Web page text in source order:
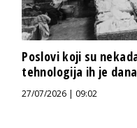
Poslovi koji su
tehnologija ih je
27/07/2026 | 09:02